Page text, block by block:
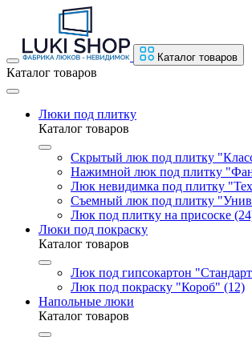
Каталог товаров
Каталог товаров
Люки под плитку
Каталог товаров
Скрытый люк под плитку
Нажимной люк под плитку
Люк невидимка под плитку
Съемный люк под плитку
Люк под плитку на присоске
Люки под покраску
Каталог товаров
Люк под гипсокартон
Люк под покраску "Короб" (12)
Напольные люки
Каталог товаров